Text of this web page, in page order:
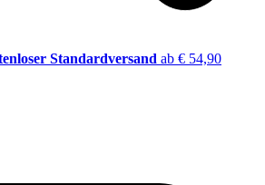
Standardversand ab € 54,90